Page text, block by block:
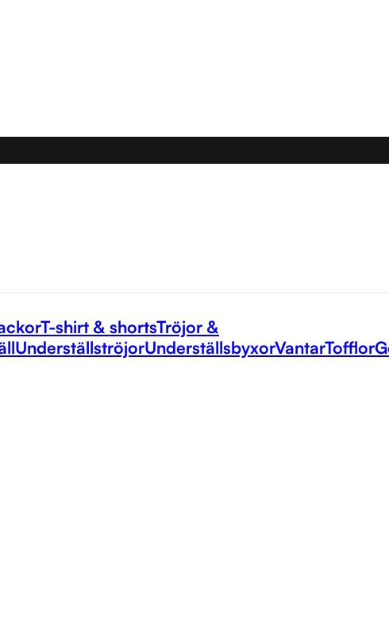
T-shirt & shortsTröjor &
UnderställströjorUnderställsbyxorVantarTofflor